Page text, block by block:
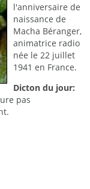
l'anniversaire de
naissance de
Macha Béranger,
animatrice radio
née le 22 juillet
1941 en France.
Dicton du jour:
pas